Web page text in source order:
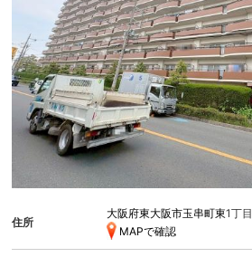
住所
大阪府東大阪市玉串町東1丁目
MAPで確認